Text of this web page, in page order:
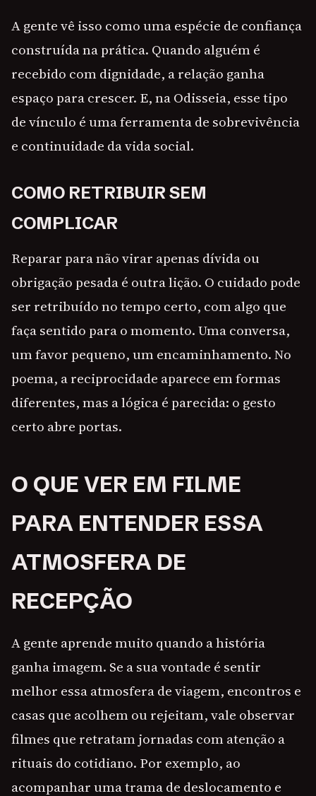
A gente vê isso como uma espécie de confiança
construída na prática. Quando alguém é
recebido com dignidade, a relação ganha
espaço para crescer. E, na Odisseia, esse tipo
de vínculo é uma ferramenta de sobrevivência
e continuidade da vida social.
COMO RETRIBUIR SEM
COMPLICAR
Reparar para não virar apenas dívida ou
obrigação pesada é outra lição. O cuidado pode
ser retribuído no tempo certo, com algo que
faça sentido para o momento. Uma conversa,
um favor pequeno, um encaminhamento. No
poema, a reciprocidade aparece em formas
diferentes, mas a lógica é parecida: o gesto
certo abre portas.
O QUE VER EM FILME
PARA ENTENDER ESSA
ATMOSFERA DE
RECEPÇÃO
A gente aprende muito quando a história
ganha imagem. Se a sua vontade é sentir
melhor essa atmosfera de viagem, encontros e
casas que acolhem ou rejeitam, vale observar
filmes que retratam jornadas com atenção a
rituais do cotidiano. Por exemplo, ao
acompanhar uma trama de deslocamento e